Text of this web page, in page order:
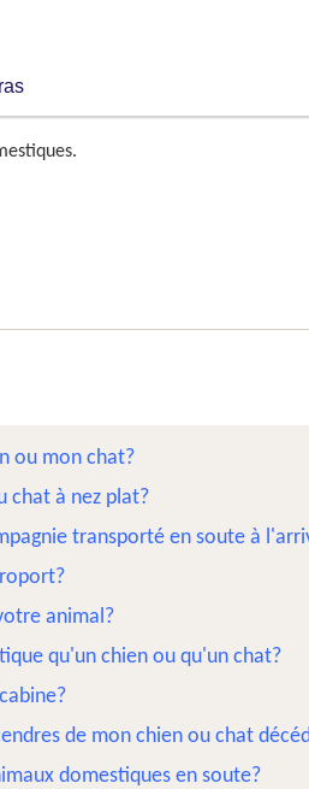
ou mon chat?
chat à nez plat?
transporté en soute à
animal?
qu'un chien ou qu'un chat?
de mon chien ou chat
domestiques en soute?